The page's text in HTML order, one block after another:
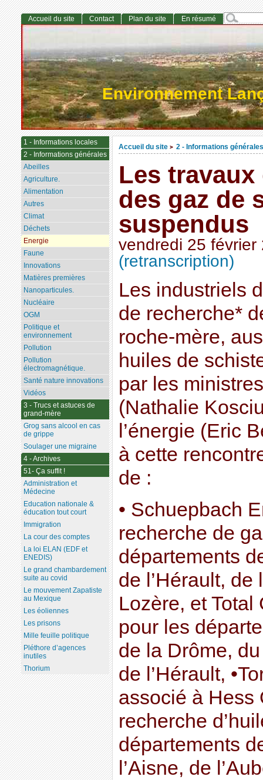
Environnement
Accueil du site > 2 - Informations générales
Les travaux
des gaz de
suspendus
vendredi 25 février
(retranscription)
Les industriels
de recherche*
roche-mère,
huiles de
par les
(Nathalie
l’énergie (Eric
à cette
de :
• Schuepbach
recherche de
départements
de l’Hérault, de
Lozère, et
pour les
de la Drôme,
de l’Hérault,
associé à Hess
recherche
départements
l’Aisne, de
Accueil du site Contact Plan du site En résumé
1 - Informations locales
2 - Informations générales
Abeilles
Agriculture.
Alimentation
Autres
Climat
Déchets
Energie
Faune
Innovations
Matières premières
Nanoparticules.
Nucléaire
OGM
Politique et
environnement
Pollution
Pollution
électromagnétique.
Santé nature innovations
Vidéos
3 - Trucs et astuces de
grand-mère
Grog sans alcool en cas
de grippe
Soulager une migraine
4 - Archives
51- Ça suffit !
Administration et
Médecine
Education nationale &
éducation tout court
Immigration
La cour des comptes
La loi ELAN (EDF et
ENEDIS)
Le grand chambardement
suite au covid
Le mouvement Zapatiste
au Mexique
Les éoliennes
Les prisons
Mille feuille politique
Pléthore d’agences
inutiles
Thorium